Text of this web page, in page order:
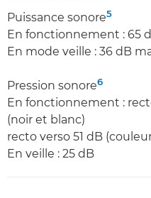
Puissance sonore5
En fonctionnement : 65
En mode veille : 36 dB
Pression sonore6
En fonctionnement :
(noir et blanc)
recto verso 51 dB
En veille : 25 dB